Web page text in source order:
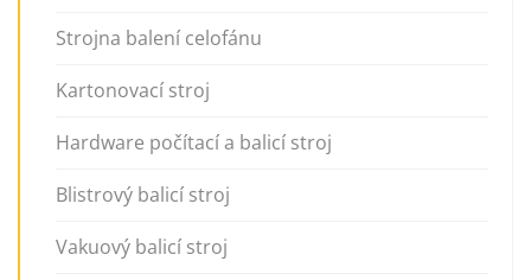
Strojna balení celofánu
Kartonovací stroj
Hardware počítací a balicí stroj
Blistrový balicí stroj
Vakuový balicí stroj